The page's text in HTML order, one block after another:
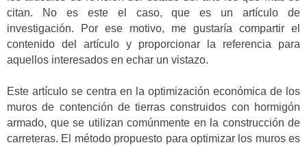
citan. No es este el caso, que es un artículo de
investigación. Por ese motivo, me gustaría compartir el
contenido del artículo y proporcionar la referencia para
aquellos interesados en echar un vistazo.
Este artículo se centra en la optimización económica de los
muros de contención de tierras construidos con hormigón
armado, que se utilizan comúnmente en la construcción de
carreteras. El método propuesto para optimizar los muros es